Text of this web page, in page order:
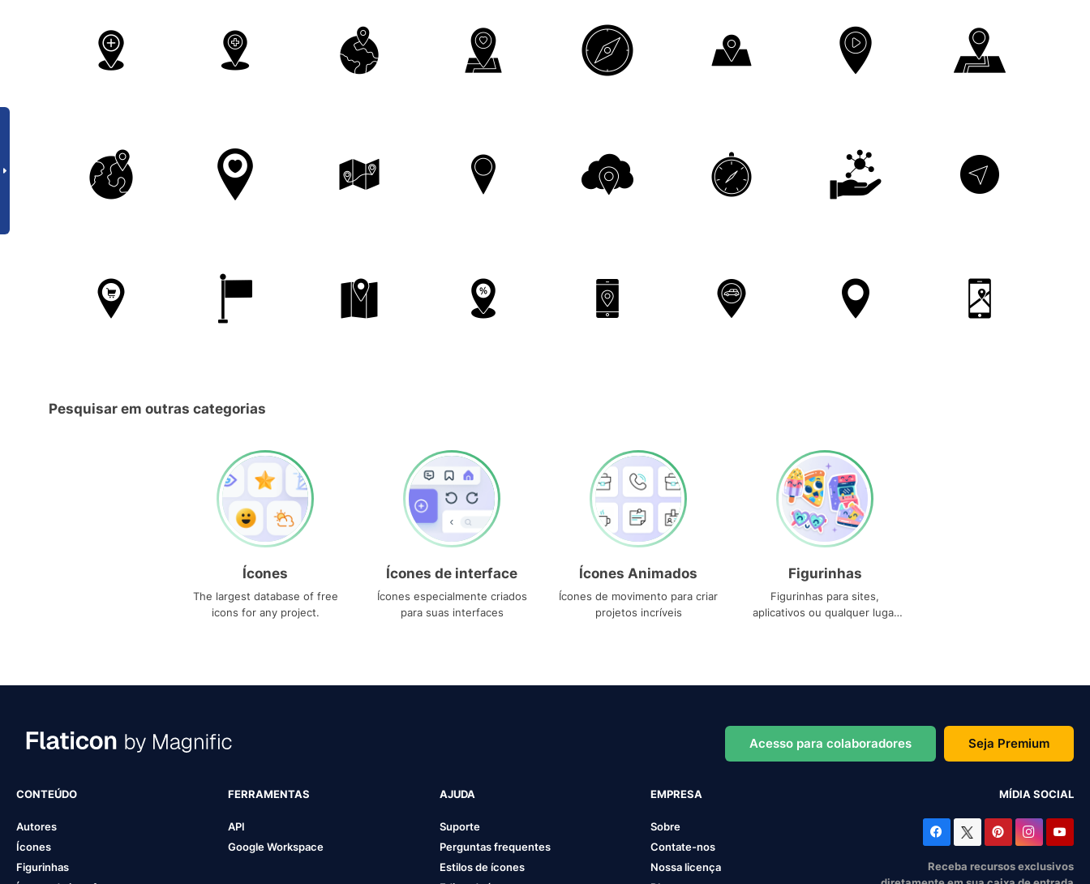
Pesquisar em outras categorias
Ícones
The largest database of free
icons for any project.
Ícones de interface
Ícones especialmente criados
para suas interfaces
Ícones Animados
Ícones de movimento para criar
projetos incríveis
Figurinhas
Figurinhas para sites,
aplicativos ou qualquer lugar
Acesso para colaboradores Seja Premium
CONTEÚDO
Autores
Ícones
Figurinhas
FERRAMENTAS
API
Google Workspace
AJUDA
Suporte
Perguntas frequentes
Estilos de ícones
EMPRESA
Sobre
Contate-nos
Nossa licença
MÍDIA SOCIAL
Receba recursos exclusivos